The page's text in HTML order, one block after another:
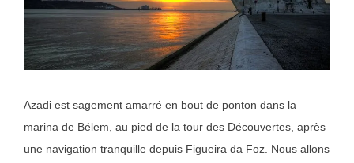
Azadi est sagement amarré en bout de ponton dans la
marina de Bélem, au pied de la tour des Découvertes, après
une navigation tranquille depuis Figueira da Foz. Nous allons